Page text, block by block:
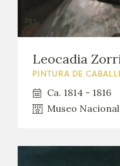
Leocadia
PINTURA DE
Ca. 1814 - 1816
Museo